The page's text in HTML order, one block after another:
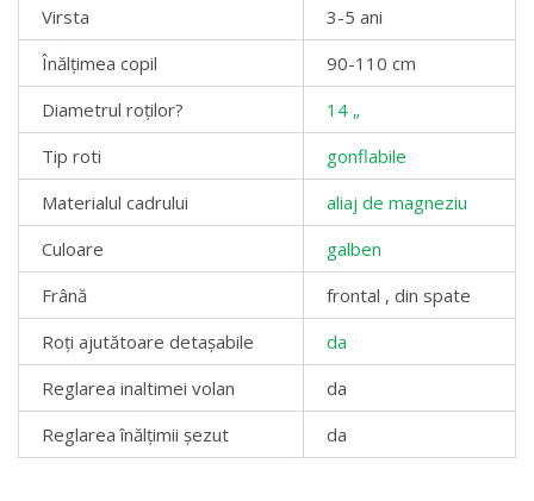
Virsta
3-5 ani
Înălțimea copil
90-110 cm
Diametrul roților?
14 „
Tip roti
gonflabile
Materialul cadrului
aliaj de magneziu
Culoare
galben
Frână
frontal , din spate
Roți ajutătoare detașabile
da
Reglarea inaltimei volan
da
Reglarea înălțimii șezut
da